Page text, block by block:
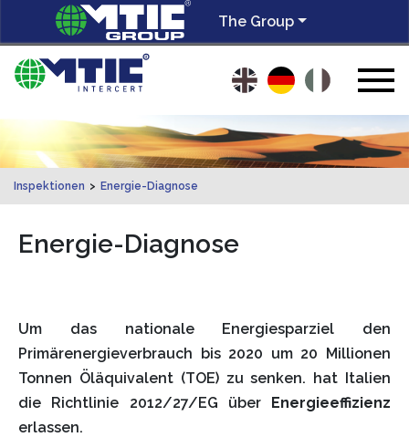
The Group
Inspektionen > Energie-Diagnose
Energie-Diagnose
Um das nationale Energiesparziel den
Primärenergieverbrauch bis 2020 um 20 Millionen
Tonnen Öläquivalent (TOE) zu senken. hat Italien
die Richtlinie 2012/27/EG über Energieeffizienz
erlassen.